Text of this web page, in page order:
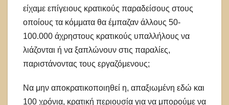
είχαμε επίγειους κρατικούς παραδείσους στους
οποίους τα κόμματα θα έμπαζαν άλλους 50-
100.000 άχρηστους κρατικούς υπαλλήλους να
λιάζονται ή να ξαπλώνουν στις παραλίες,
παριστάνοντας τους εργαζόμενους;
Να μην αποκρατικοποιηθεί η, απαξιωμένη εδώ και
100 χρόνια, κρατική περιουσία για να μπορούμε να